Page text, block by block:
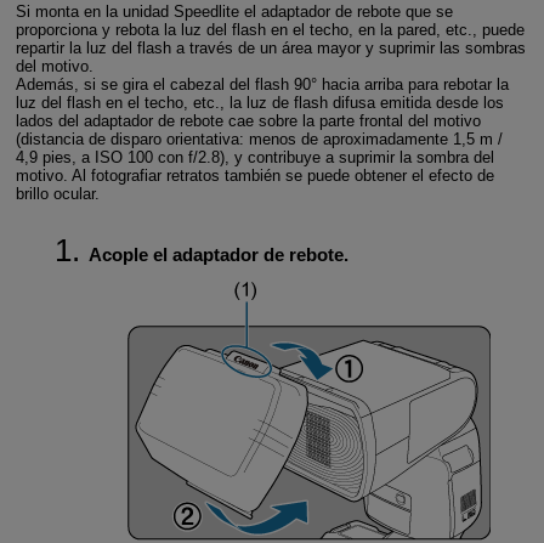
Si monta en la unidad Speedlite el adaptador de rebote que se
proporciona y rebota la luz del flash en el techo, en la pared, etc., puede
repartir la luz del flash a través de un área mayor y suprimir las sombras
del motivo.
Además, si se gira el cabezal del flash 90°hacia arriba para rebotar la
luz del flash en el techo, etc., la luz de flash difusa emitida desde los
lados del adaptador de rebote cae sobre la parte frontal del motivo
(distancia de disparo orientativa: menos de aproximadamente 1,5 m /
4,9 pies , a ISO 100 con f/2.8), y contribuye a suprimir la sombra del
motivo. Al fotografiar retratos también se puede obtener el efecto de
brillo ocular.
Acople el adaptador de rebote.